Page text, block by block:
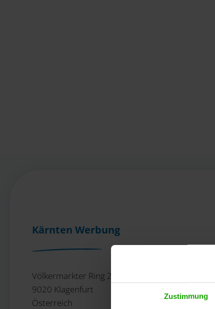
Zustimmung
Kärnten Werbung
Völkermarkter Ring 21 - 23
9020 Klagenfurt
Österreich